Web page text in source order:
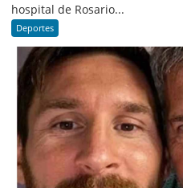
hospital de Rosario...
Deportes